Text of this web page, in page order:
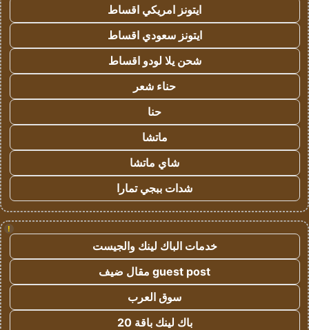
ايتونز امريكي اقساط
ايتونز سعودي اقساط
شحن يلا لودو اقساط
حناء شعر
حنا
ماتشا
شاي ماتشا
شدات ببجي تمارا
!
خدمات الباك لينك والجيست
guest post مقال ضيف
سوق العرب
باك لينك باقة 20